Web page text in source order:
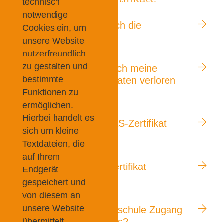
notwendige
Cookies ein, um
unsere Website
nutzerfreundlich
zu gestalten und
bestimmte
Funktionen zu
ermöglichen.
Hierbei handelt es
sich um kleine
Textdateien, die
auf Ihrem
Endgerät
gespeichert und
von diesem an
unsere Website
Wann und wo erfahre ich die
Ergebnisse?
Was mache ich, wenn ich meine
persönlichen Zugangsdaten verloren
habe?
Wie lange ist das TestAS-Zertifikat
gültig?
Kann ich ein zweites Zertifikat
bekommen?
Wie bekommt die Hochschule Zugang